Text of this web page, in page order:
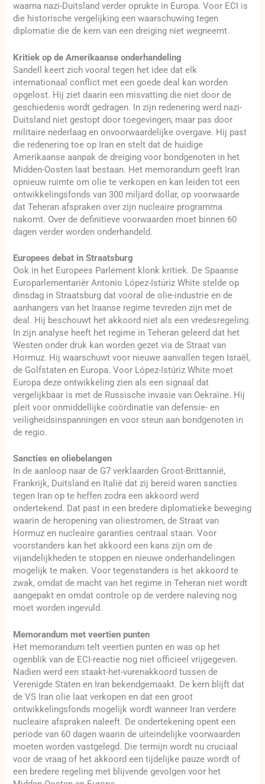
waarna nazi-Duitsland verder oprukte in Europa. Voor ECI is
die historische vergelijking een waarschuwing tegen
diplomatie die de kern van een dreiging niet wegneemt.
Kritiek op de Amerikaanse onderhandeling
Sandell keert zich vooral tegen het idee dat elk
internationaal conflict met een goede deal kan worden
opgelost. Hij ziet daarin een misvatting die niet door de
geschiedenis wordt gedragen. In zijn redenering werd nazi-
Duitsland niet gestopt door toegevingen, maar pas door
militaire nederlaag en onvoorwaardelijke overgave. Hij past
die redenering toe op Iran en stelt dat de huidige
Amerikaanse aanpak de dreiging voor bondgenoten in het
Midden-Oosten laat bestaan. Het memorandum geeft Iran
opnieuw ruimte om olie te verkopen en kan leiden tot een
ontwikkelingsfonds van 300 miljard dollar, op voorwaarde
dat Teheran afspraken over zijn nucleaire programma
nakomt. Over de definitieve voorwaarden moet binnen 60
dagen verder worden onderhandeld.
Europees debat in Straatsburg
Ook in het Europees Parlement klonk kritiek. De Spaanse
Europarlementariër Antonio López-Istúriz White stelde op
dinsdag in Straatsburg dat vooral de olie-industrie en de
aanhangers van het Iraanse regime tevreden zijn met de
deal. Hij beschouwt het akkoord niet als een vredesregeling.
In zijn analyse heeft het regime in Teheran geleerd dat het
Westen onder druk kan worden gezet via de Straat van
Hormuz. Hij waarschuwt voor nieuwe aanvallen tegen Israël,
de Golfstaten en Europa. Voor López-Istúriz White moet
Europa deze ontwikkeling zien als een signaal dat
vergelijkbaar is met de Russische invasie van Oekraïne. Hij
pleit voor onmiddellijke coördinatie van defensie- en
veiligheidsinspanningen en voor steun aan bondgenoten in
de regio.
Sancties en oliebelangen
In de aanloop naar de G7 verklaarden Groot-Brittannië,
Frankrijk, Duitsland en Italië dat zij bereid waren sancties
tegen Iran op te heffen zodra een akkoord werd
ondertekend. Dat past in een bredere diplomatieke beweging
waarin de heropening van oliestromen, de Straat van
Hormuz en nucleaire garanties centraal staan. Voor
voorstanders kan het akkoord een kans zijn om de
vijandelijkheden te stoppen en nieuwe onderhandelingen
mogelijk te maken. Voor tegenstanders is het akkoord te
zwak, omdat de macht van het regime in Teheran niet wordt
aangepakt en omdat controle op de verdere naleving nog
moet worden ingevuld.
Memorandum met veertien punten
Het memorandum telt veertien punten en was op het
ogenblik van de ECI-reactie nog niet officieel vrijgegeven.
Nadien werd een staakt-het-vurenakkoord tussen de
Verenigde Staten en Iran bekendgemaakt. De kern blijft dat
de VS Iran olie laat verkopen en dat een groot
ontwikkelingsfonds mogelijk wordt wanneer Iran verdere
nucleaire afspraken naleeft. De ondertekening opent een
periode van 60 dagen waarin de uiteindelijke voorwaarden
moeten worden vastgelegd. Die termijn wordt nu cruciaal
voor de vraag of het akkoord een tijdelijke pauze wordt of
een bredere regeling met blijvende gevolgen voor het